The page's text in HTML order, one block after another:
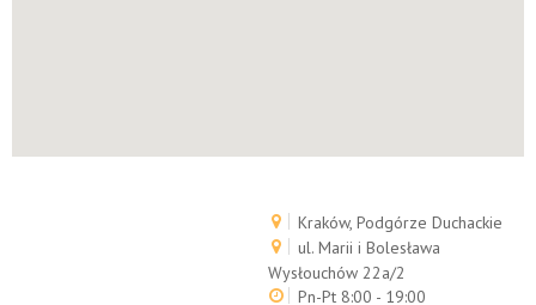
Kraków, Podgórze Duchackie
ul. Marii i Bolesława
Wysłouchów 22a/2
Pn-Pt 8:00 - 19:00